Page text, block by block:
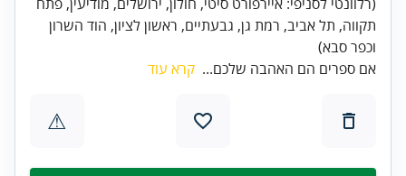
תקווה, תל אביב, רמת גן, גבעתיים, ראשון לציון, הוד השרון
וכפר סבא)
אם ספרים הם האהבה שלכם... קרא עוד
⚠